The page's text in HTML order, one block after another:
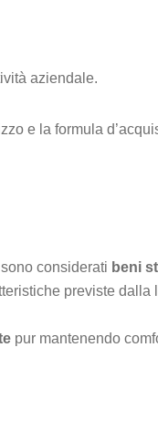
aziendale.
e la formula
sono considerati beni
previste dalla
pur mantenendo